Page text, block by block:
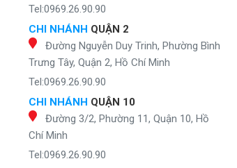
Tel:0969.26.90.90
CHI NHÁNH QUẬN 2
Đường Nguyễn Duy Trinh, Phường Bình
Trưng Tây, Quận 2, Hồ Chí Minh
Tel:0969.26.90.90
CHI NHÁNH QUẬN 10
Đường 3/2, Phường 11, Quận 10, Hồ
Chí Minh
Tel:0969.26.90.90